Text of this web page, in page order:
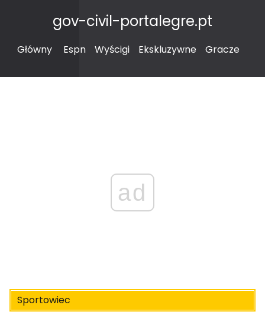
gov-civil-portalegre.pt
Główny Espn Wyścigi Ekskluzywne Gracze
ad
Sportowiec